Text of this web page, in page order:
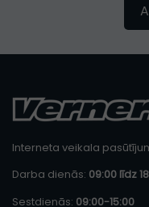
Interneta veikala
Darba dienās: 09:00 līdz
Sestdienās: 09:00-15:00